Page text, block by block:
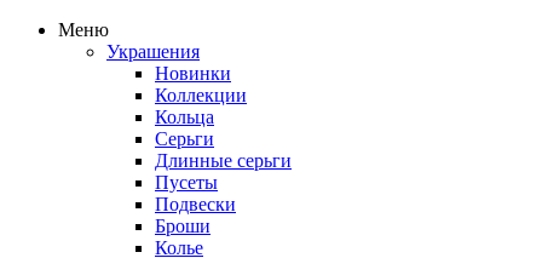
Меню
Украшения
Новинки
Коллекции
Кольца
Серьги
Длинные серьги
Пусеты
Подвески
Броши
Колье